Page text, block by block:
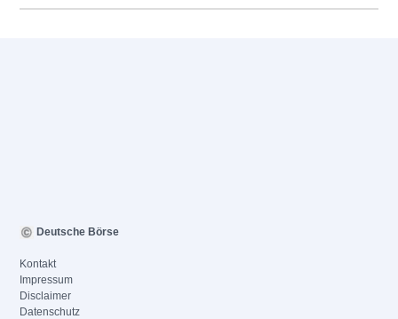
Deutsche Börse
Kontakt
Impressum
Disclaimer
Datenschutz